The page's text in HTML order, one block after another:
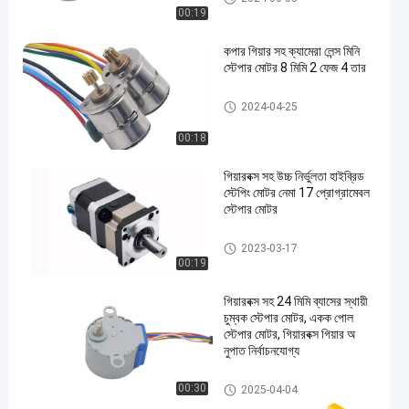
00:19
00:18
কপার গিয়ার সহ ক্যামেরা লেন্স মিনি
স্টেপার মোটর 8 মিমি 2 ফেজ 4 তার
মাইক্রো স্টিপার মোটর
2024-04-25
00:19
গিয়ারবক্স সহ উচ্চ নির্ভুলতা হাইব্রিড
স্টেপিং মোটর নেমা 17 প্রোগ্রামেবল
স্টেপার মোটর
গিয়ার স্টেপার মোটর
2023-03-17
00:30
গিয়ারবক্স সহ 24 মিমি ব্যাসের স্থায়ী
চুম্বক স্টেপার মোটর, একক পোল
স্টেপার মোটর, গিয়ারবক্স গিয়ার অ
নুপাত নির্বাচনযোগ্য
স্থায়ী চুম্বক Stepper মোটর
2025-04-04